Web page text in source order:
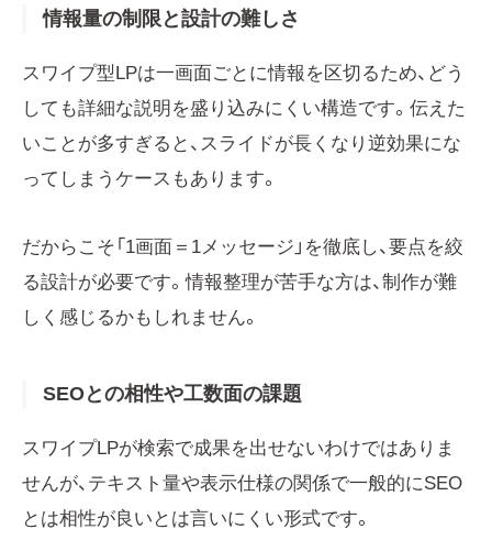
情報量の制限と設計の難しさ
スワイプ型LPは一画面ごとに情報を区切るため、どう
しても詳細な説明を盛り込みにくい構造です。伝えた
いことが多すぎると、スライドが長くなり逆効果にな
ってしまうケースもあります。
だからこそ「1画面＝1メッセージ」を徹底し、要点を絞
る設計が必要です。情報整理が苦手な方は、制作が難
しく感じるかもしれません。
SEOとの相性や工数面の課題
スワイプLPが検索で成果を出せないわけではありま
せんが、テキスト量や表示仕様の関係で一般的にSEO
とは相性が良いとは言いにくい形式です。